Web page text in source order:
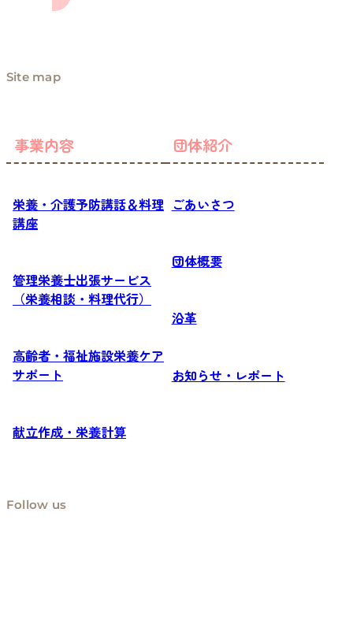
Site map
事業内容
栄養・介護予防講話＆料理
講座
管理栄養士出張サービス
（栄養相談・料理代行）
高齢者・福祉施設栄養ケア
サポート
献立作成・栄養計算
団体紹介
ごあいさつ
団体概要
沿革
お知らせ・レポート
Follow us